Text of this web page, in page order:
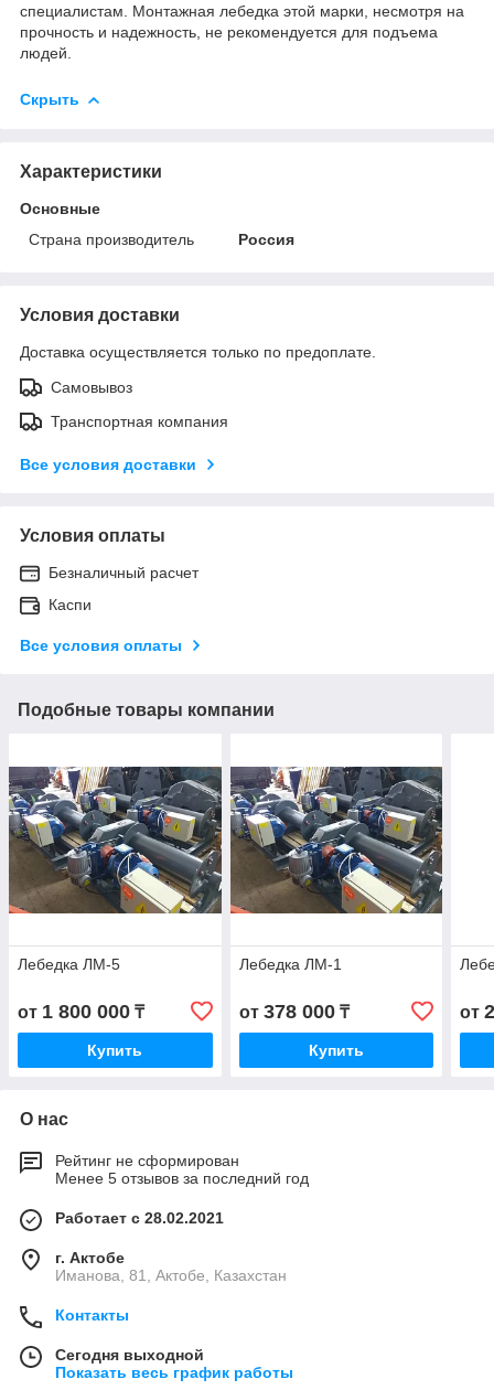
специалистам. Монтажная лебедка этой марки, несмотря на
прочность и надежность, не рекомендуется для подъема
людей.
Скрыть
Характеристики
Основные
Страна производитель
Россия
Условия доставки
Доставка осуществляется только по предоплате.
Самовывоз
Транспортная компания
Все условия доставки
Условия оплаты
Безналичный расчет
Каспи
Все условия оплаты
Подобные товары компании
Лебедка ЛМ-5
от 1 800 000 ₸
Купить
Лебедка ЛМ-1
от 378 000₸
Купить
от
О нас
Рейтинг не сформирован
Менее 5 отзывов за последний год
Работает с 28.02.2021
г. Актобе
Иманова, 81, Актобе, Казахстан
Контакты
Сегодня выходной
Показать весь график работы